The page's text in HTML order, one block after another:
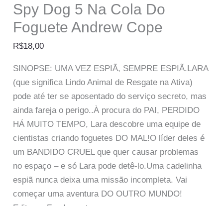
Spy Dog 5 Na Cola Do
Foguete Andrew Cope
R$18,00
SINOPSE: UMA VEZ ESPIÃ, SEMPRE ESPIÃ.LARA
(que significa Lindo Animal de Resgate na Ativa)
pode até ter se aposentado do serviço secreto, mas
ainda fareja o perigo..À procura do PAI, PERDIDO
HÁ MUITO TEMPO, Lara descobre uma equipe de
cientistas criando foguetes DO MAL!O líder deles é
um BANDIDO CRUEL que quer causar problemas
no espaço – e só Lara pode detê-lo.Uma cadelinha
espiã nunca deixa uma missão incompleta. Vai
começar uma aventura DO OUTRO MUNDO!